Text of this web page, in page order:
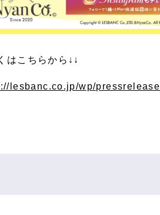
はこちらから↓↓
lesbanc.co.jp/wp/